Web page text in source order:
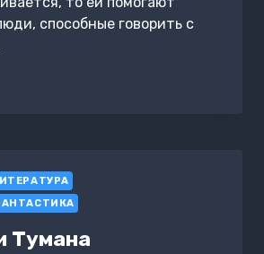
способные говорить с
Тумана